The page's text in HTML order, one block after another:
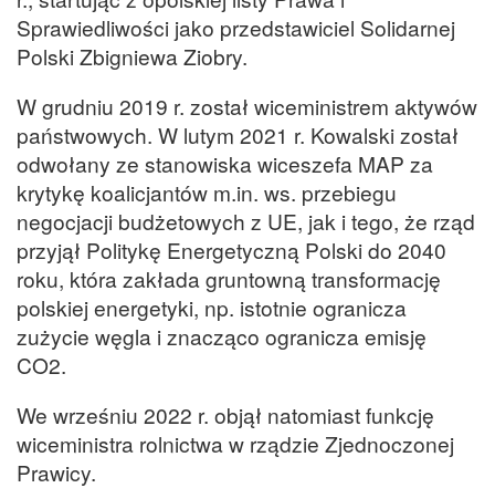
Sprawiedliwości jako przedstawiciel Solidarnej
Polski Zbigniewa Ziobry.
W grudniu 2019 r. został wiceministrem aktywów
państwowych. W lutym 2021 r. Kowalski został
odwołany ze stanowiska wiceszefa MAP za
krytykę koalicjantów m.in. ws. przebiegu
negocjacji budżetowych z UE, jak i tego, że rząd
przyjął Politykę Energetyczną Polski do 2040
roku, która zakłada gruntowną transformację
polskiej energetyki, np. istotnie ogranicza
zużycie węgla i znacząco ogranicza emisję
CO2.
We wrześniu 2022 r. objął natomiast funkcję
wiceministra rolnictwa w rządzie Zjednoczonej
Prawicy.